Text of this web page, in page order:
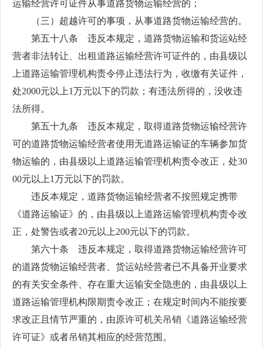
运输经营许可证件从事道路货物运输经营的；
（三）超越许可的事项，从事道路货物运输经营的。
第五十八条 违反本规定，道路货物运输和货运站经
营者非法转让、出租道路运输经营许可证件的，由县级以
上道路运输管理机构责令停止违法行为，收缴有关证件，
处2000元以上1万元以下的罚款；有违法所得的，没收违
法所得。
第五十九条 违反本规定，取得道路货物运输经营许
可的道路货物运输经营者使用无道路运输证的车辆参加货
物运输的，由县级以上道路运输管理机构责令改正，处30
00元以上1万元以下的罚款。
违反本规定，道路货物运输经营者不按照规定携带
《道路运输证》的，由县级以上道路运输管理机构责令改
正，处警告或者20元以上200元以下的罚款。
第六十条 违反本规定，取得道路货物运输经营许可
的道路货物运输经营者、货运站经营者已不具备开业要求
的有关安全条件、存在重大运输安全隐患的，由县级以上
道路运输管理机构限期责令改正；在规定时间内不能按要
求改正且情节严重的，由原许可机关吊销《道路运输经营
许可证》或者吊销其相应的经营范围。